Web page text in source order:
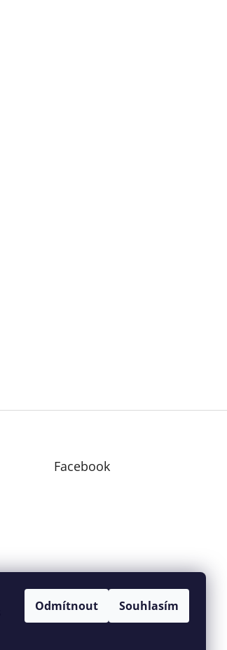
Odmítnout Souhlasím
Facebook